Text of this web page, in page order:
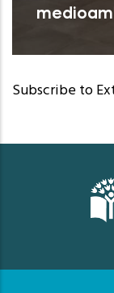
Alange
Subscribe to